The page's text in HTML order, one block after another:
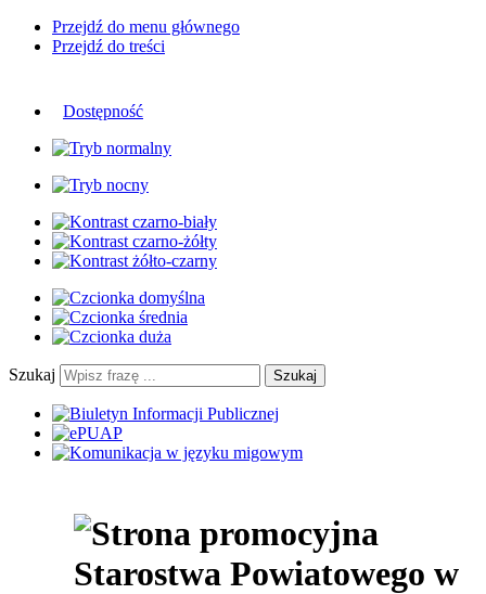
Przejdź do menu głównego
Przejdź do treści
Dostępność
Szukaj Szukaj